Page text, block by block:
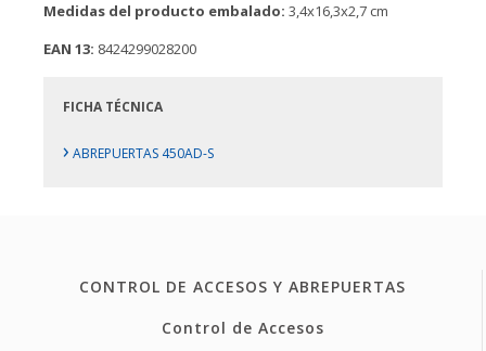
Medidas del producto embalado: 3,4x16,3x2,7 cm
EAN 13: 8424299028200
FICHA TÉCNICA
› ABREPUERTAS 450AD-S
CONTROL DE ACCESOS Y ABREPUERTAS
Control de Accesos